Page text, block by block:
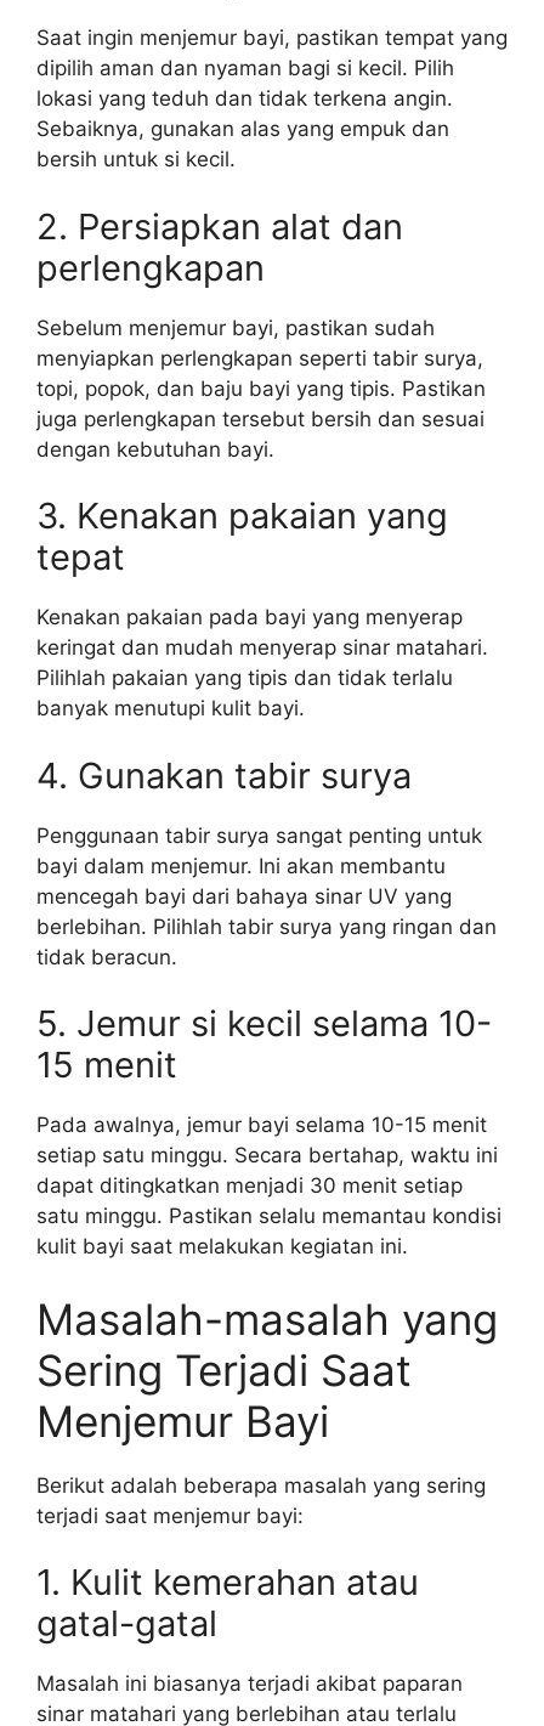
Saat ingin menjemur bayi, pastikan tempat yang
dipilih aman dan nyaman bagi si kecil. Pilih
lokasi yang teduh dan tidak terkena angin.
Sebaiknya, gunakan alas yang empuk dan
bersih untuk si kecil.
2. Persiapkan alat dan
perlengkapan
Sebelum menjemur bayi, pastikan sudah
menyiapkan perlengkapan seperti tabir surya,
topi, popok, dan baju bayi yang tipis. Pastikan
juga perlengkapan tersebut bersih dan sesuai
dengan kebutuhan bayi.
3. Kenakan pakaian yang
tepat
Kenakan pakaian pada bayi yang menyerap
keringat dan mudah menyerap sinar matahari.
Pilihlah pakaian yang tipis dan tidak terlalu
banyak menutupi kulit bayi.
4. Gunakan tabir surya
Penggunaan tabir surya sangat penting untuk
bayi dalam menjemur. Ini akan membantu
mencegah bayi dari bahaya sinar UV yang
berlebihan. Pilihlah tabir surya yang ringan dan
tidak beracun.
5. Jemur si kecil selama 10-
15 menit
Pada awalnya, jemur bayi selama 10-15 menit
setiap satu minggu. Secara bertahap, waktu ini
dapat ditingkatkan menjadi 30 menit setiap
satu minggu. Pastikan selalu memantau kondisi
kulit bayi saat melakukan kegiatan ini.
Masalah-masalah yang
Sering Terjadi Saat
Menjemur Bayi
Berikut adalah beberapa masalah yang sering
terjadi saat menjemur bayi:
1. Kulit kemerahan atau
gatal-gatal
Masalah ini biasanya terjadi akibat paparan
sinar matahari yang berlebihan atau terlalu